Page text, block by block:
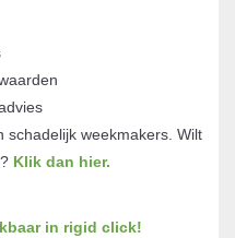
schadelijk weekmakers. Wilt
Klik dan hier.
in rigid click!